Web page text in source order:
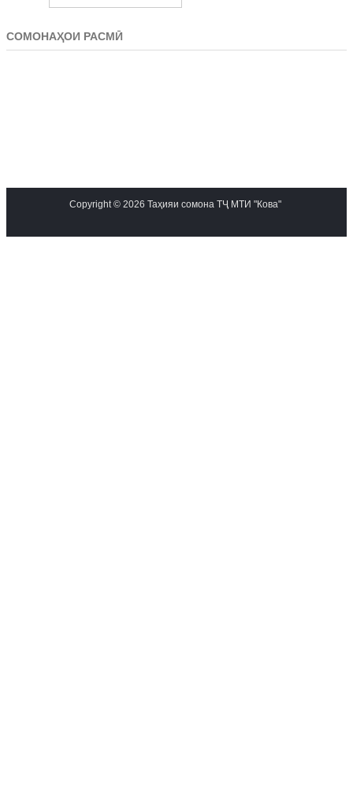
СОМОНАҲОИ РАСМӢ
Copyright © 2026 Таҳияи сомона ТҶ МТИ "Кова"